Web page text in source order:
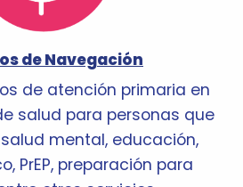
de Navegación
de atención primaria en
salud para personas que
mental, educación,
PrEP, preparación para